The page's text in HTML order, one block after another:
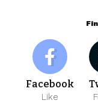
Facebook
Like